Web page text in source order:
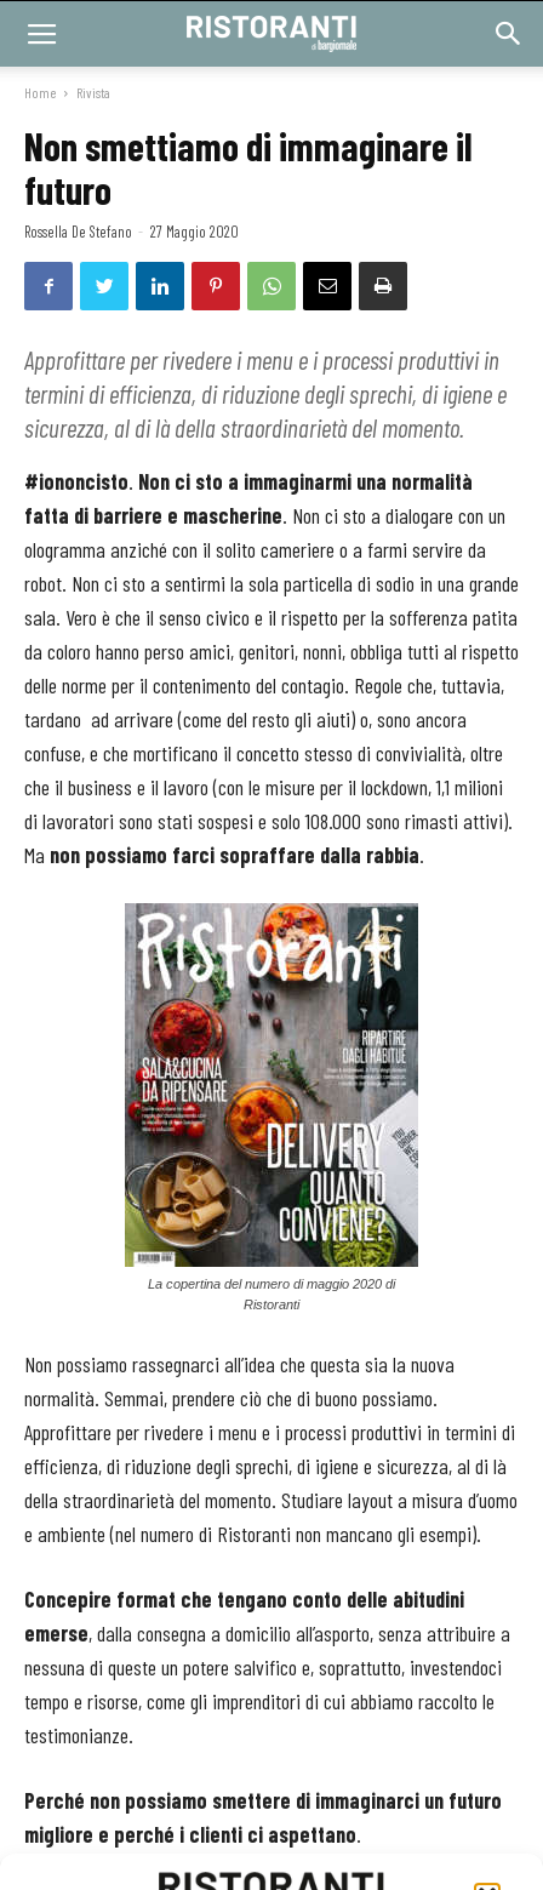
Home Rivista
Non smettiamo di immaginare il
futuro
Rossella De Stefano - 27 Maggio 2020
Approfittare per rivedere i menu e i processi produttivi in
termini di efficienza, di riduzione degli sprechi, di igiene e
sicurezza, al di là della straordinarietà del momento.
#iononcisto. Non ci sto a immaginarmi una normalità
fatta di barriere e mascherine. Non ci sto a dialogare con un
ologramma anziché con il solito cameriere o a farmi servire da
robot. Non ci sto a sentirmi la sola particella di sodio in una grande
sala. Vero è che il senso civico e il rispetto per la sofferenza patita
da coloro hanno perso amici, genitori, nonni, obbliga tutti al rispetto
delle norme per il contenimento del contagio. Regole che, tuttavia,
tardano ad arrivare (come del resto gli aiuti) o, sono ancora
confuse, e che mortificano il concetto stesso di convivialità, oltre
che il business e il lavoro (con le misure per il lockdown, 1,1 milioni
di lavoratori sono stati sospesi e solo 108.000 sono rimasti attivi).
Ma non possiamo farci sopraffare dalla rabbia.
La copertina del numero di maggio 2020 di
Ristoranti
Non possiamo rassegnarci all’idea che questa sia la nuova
normalità. Semmai, prendere ciò che di buono possiamo.
Approfittare per rivedere i menu e i processi produttivi in termini di
efficienza, di riduzione degli sprechi, di igiene e sicurezza, al di là
della straordinarietà del momento. Studiare layout a misura d’uomo
e ambiente (nel numero di Ristoranti non mancano gli esempi).
Concepire format che tengano conto delle abitudini
emerse, dalla consegna a domicilio all’asporto, senza attribuire a
nessuna di queste un potere salvifico e, soprattutto, investendoci
tempo e risorse, come gli imprenditori di cui abbiamo raccolto le
testimonianze.
Perché non possiamo smettere di immaginarci un futuro
migliore e perché i clienti ci aspettano.